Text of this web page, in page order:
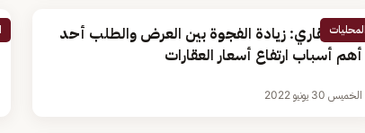
المحليات
خبير عقاري: زيادة الفجوة بين العرض والطلب أحد
أهم أسباب ارتفاع أسعار العقارات
الخميس 30 يونيو 2022